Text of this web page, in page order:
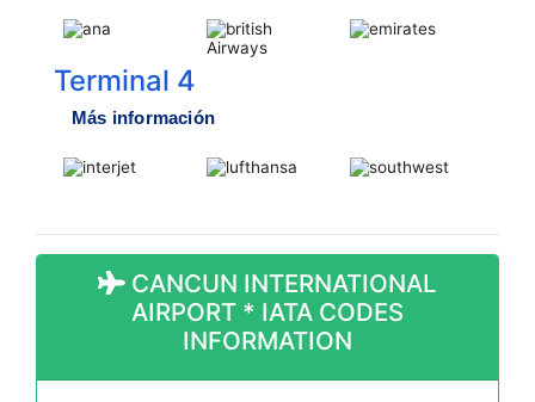
Terminal 4
Más información
CANCUN INTERNATIONAL
AIRPORT * IATA CODES
INFORMATION